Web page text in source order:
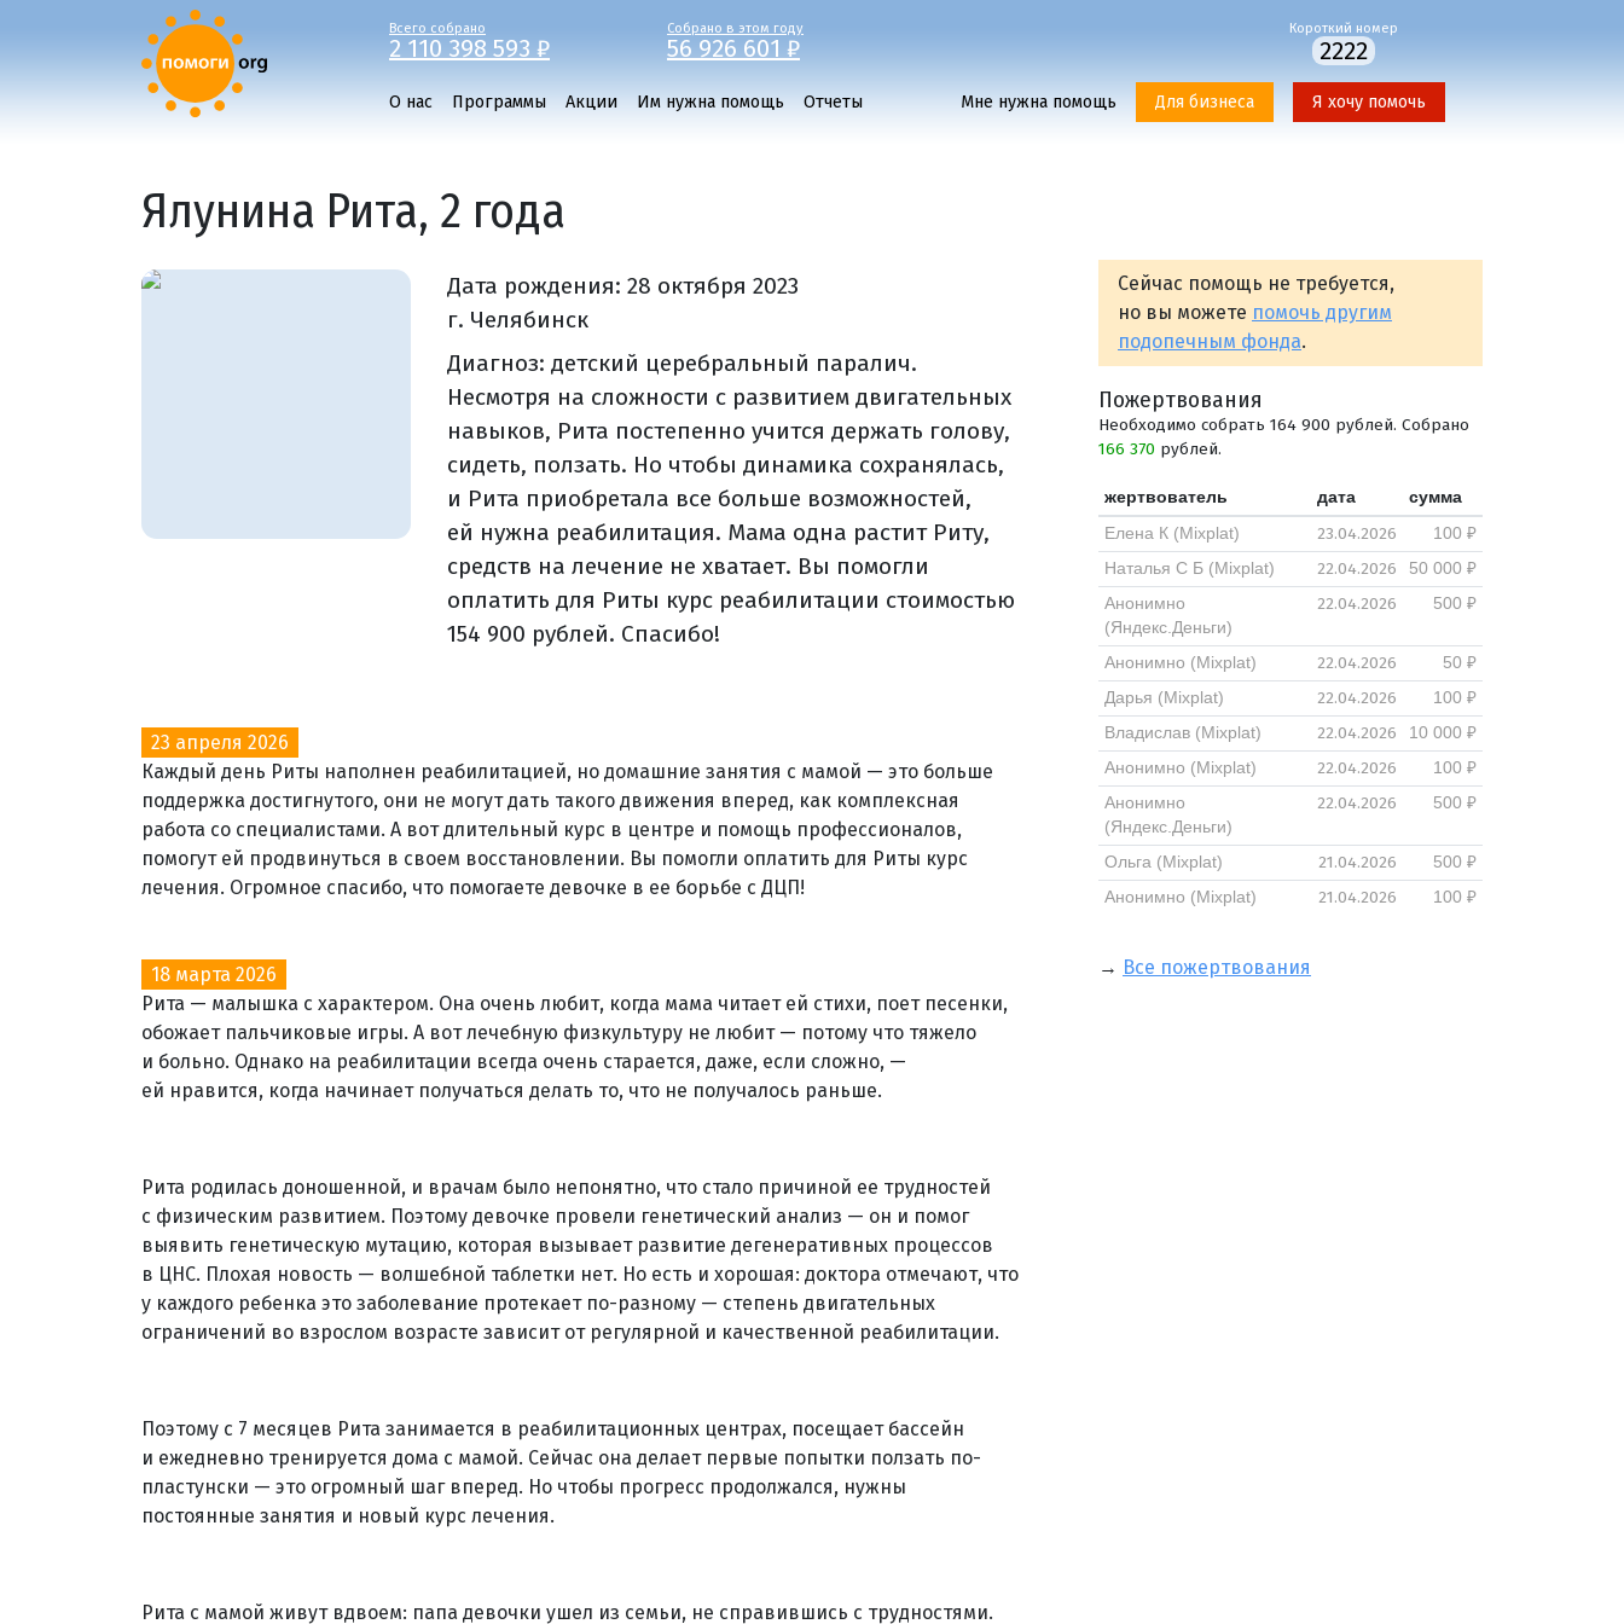
Всего собрано
2 110 398 593 ₽
Собрано в этом году
56 926 601 ₽
Короткий номер
2222
О нас Программы Акции Им нужна помощь Отчеты Мне нужна помощь Для бизнеса Я хочу помочь
Ялунина Рита, 2 года
Дата рождения:28 октября 2023
г. Челябинск
Диагноз: детский церебральный паралич.
Несмотря на сложности с развитием двигательных
навыков, Рита постепенно учится держать голову,
сидеть, ползать. Но чтобы динамика сохранялась,
и Рита приобретала все больше возможностей,
ей нужна реабилитация. Мама одна растит Риту,
средств на лечение не хватает. Вы помогли
оплатить для Риты курс реабилитации стоимостью
154 900 рублей. Спасибо!
23 апреля 2026
Каждый день Риты наполнен реабилитацией, но домашние занятия с мамой — это больше
поддержка достигнутого, они не могут дать такого движения вперед, как комплексная
работа со специалистами. А вот длительный курс в центре и помощь профессионалов,
помогут ей продвинуться в своем восстановлении. Вы помогли оплатить для Риты курс
лечения. Огромное спасибо, что помогаете девочке в ее борьбе с ДЦП!
18 марта 2026
Рита — малышка с характером. Она очень любит, когда мама читает ей стихи, поет песенки,
обожает пальчиковые игры. А вот лечебную физкультуру не любит — потому что тяжело
и больно. Однако на реабилитации всегда очень старается, даже, если сложно, —
ей нравится, когда начинает получаться делать то, что не получалось раньше.
Рита родилась доношенной, и врачам было непонятно, что стало причиной ее трудностей
с физическим развитием. Поэтому девочке провели генетический анализ — он и помог
выявить генетическую мутацию, которая вызывает развитие дегенеративных процессов
в ЦНС. Плохая новость — волшебной таблетки нет. Но есть и хорошая: доктора отмечают, что
у каждого ребенка это заболевание протекает по-разному — степень двигательных
ограничений во взрослом возрасте зависит от регулярной и качественной реабилитации.
Поэтому с 7 месяцев Рита занимается в реабилитационных центрах, посещает бассейн
и ежедневно тренируется дома с мамой. Сейчас она делает первые попытки ползать по-
пластунски — это огромный шаг вперед. Но чтобы прогресс продолжался, нужны
постоянные занятия и новый курс лечения.
Рита с мамой живут вдвоем: папа девочки ушел из семьи, не справившись с трудностями.
Сейчас помощь не требуется,
но вы можете помочь другим
подопечным фонда.
Пожертвования
Необходимо собрать 164 900 рублей. Собрано
166 370 рублей.
жертвователь дата
сумма
Елена К (Mixplat)
23.04.2026
100 ₽
Наталья С Б (Mixplat)
22.04.2026
50 000 ₽
Анонимно
(Яндекс.Деньги)
22.04.2026 500 ₽
Анонимно (Mixplat) 22.04.2026
50 ₽
Дарья (Mixplat)
22.04.2026
100 ₽
Владислав (Mixplat)
22.04.2026
10 000 ₽
Анонимно (Mixplat)
22.04.2026
100 ₽
Анонимно
(Яндекс.Деньги)
22.04.2026 500 ₽
Ольга (Mixplat) 21.04.2026
500 ₽
Анонимно (Mixplat)
21.04.2026 100 ₽
→ Все пожертвования